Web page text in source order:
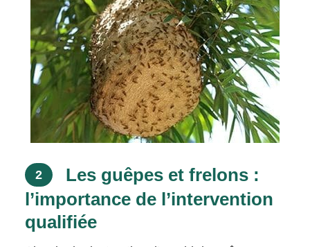
2
Les guêpes et frelons :
l’importance de l’intervention
qualifiée